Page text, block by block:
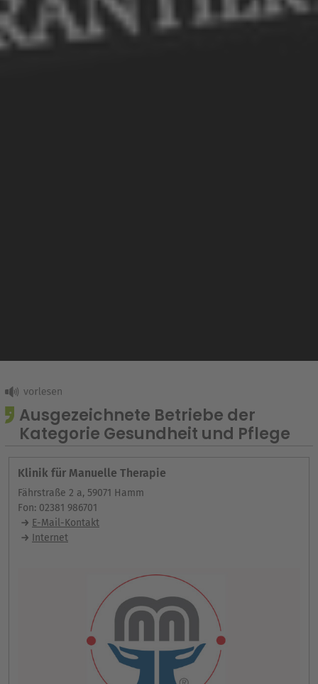
Ausgezeichnete Betriebe der
Kategorie Gesundheit und Pflege
Klinik für Manuelle Therapie
Fährstraße 2 a, 59071 Hamm
Fon: 02381 986701
E-Mail-Kontakt
Internet